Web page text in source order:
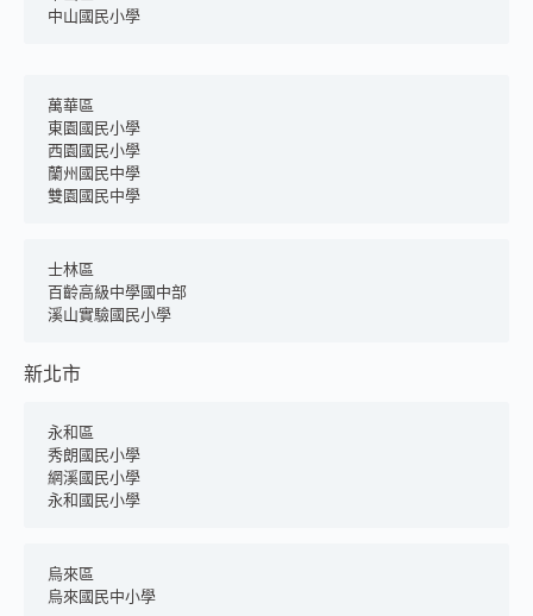
中山國民小學
萬華區
東園國民小學
西園國民小學
蘭州國民中學
雙園國民中學
士林區
百齡高級中學國中部
溪山實驗國民小學
新北市
永和區
秀朗國民小學
網溪國民小學
永和國民小學
烏來國民中小學